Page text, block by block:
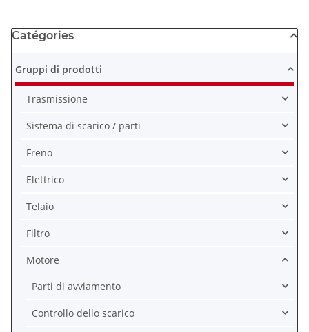
Catégories
Gruppi di prodotti
Trasmissione
Sistema di scarico / parti
Freno
Elettrico
Telaio
Filtro
Motore
Parti di avviamento
Controllo dello scarico